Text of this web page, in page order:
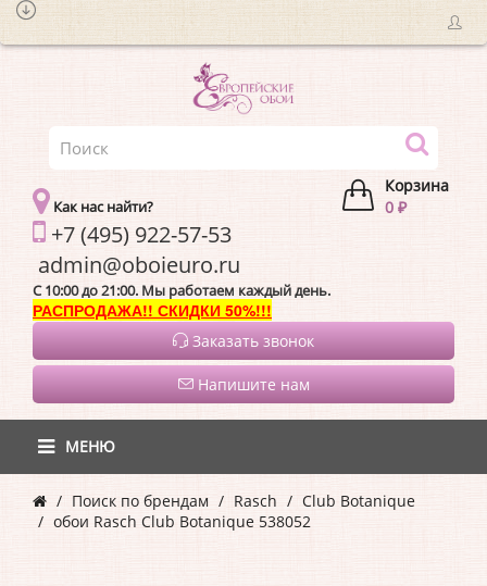
Корзина
0 ₽
Как нас найти?
+7 (495) 922-57-53
C 10:00 до 21:00. Мы работаем каждый день.
РАСПРОДАЖА!! СКИДКИ 50%!!!
Заказать звонок
Напишите нам
МЕНЮ
Поиск по брендам Rasch
Club Botanique
обои Rasch Club Botanique 538052